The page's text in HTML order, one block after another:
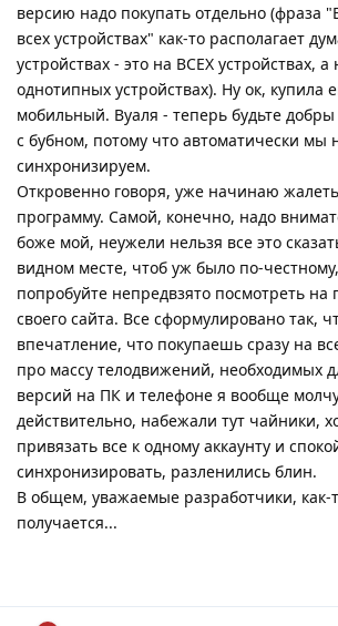
версию надо покупать отдельно (фраза
всех устройствах" как-то располагает
устройствах - это на ВСЕХ устройствах, а
однотипных устройствах). Ну ок, купила
мобильный. Вуаля - теперь будьте
с бубном, потому что автоматически мы
синхронизируем.
Откровенно говоря, уже начинаю
программу. Самой, конечно, надо
боже мой, неужели нельзя все это
видном месте, чтоб уж было по-
попробуйте непредвзято посмотреть на
своего сайта. Все сформулировано так,
впечатление, что покупаешь сразу на
про массу телодвижений, необходимых
версий на ПК и телефоне я вообще
действительно, набежали тут чайники,
привязать все к одному аккаунту и
синхронизировать, разленились блин.
В общем, уважаемые разработчики, как-
получается...